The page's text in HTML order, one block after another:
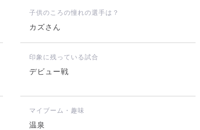
子供のころの憧れの選手は？
カズさん
印象に残っている試合
デビュー戦
マイブーム・趣味
温泉